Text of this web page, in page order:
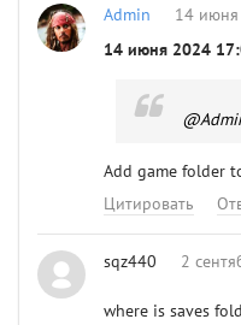
Admin
14
14 июня 2024
Add game folder
Цитировать
sqz440 2
where is saves